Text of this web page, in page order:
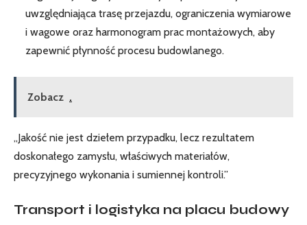
uwzględniająca trasę przejazdu, ograniczenia wymiarowe
i wagowe oraz harmonogram prac montażowych, aby
zapewnić płynność procesu budowlanego.
Zobacz .
„Jakość nie jest dziełem przypadku, lecz rezultatem
doskonałego zamysłu, właściwych materiałów,
precyzyjnego wykonania i sumiennej kontroli.”
Transport i logistyka na placu budowy